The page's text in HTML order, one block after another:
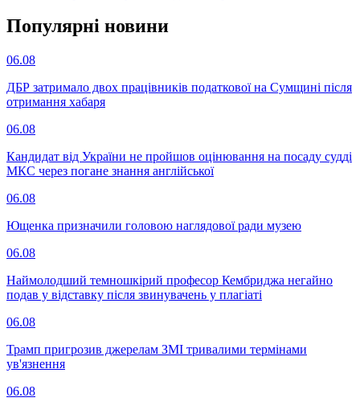
Популярнi новини
06.08
ДБР затримало двох працівників податкової на Сумщині після
отримання хабаря
06.08
Кандидат від України не пройшов оцінювання на посаду судді
МКС через погане знання англійської
06.08
Ющенка призначили головою наглядової ради музею
06.08
Наймолодший темношкірий професор Кембриджа негайно
подав у відставку після звинувачень у плагіаті
06.08
Трамп пригрозив джерелам ЗМІ тривалими термінами
ув'язнення
06.08